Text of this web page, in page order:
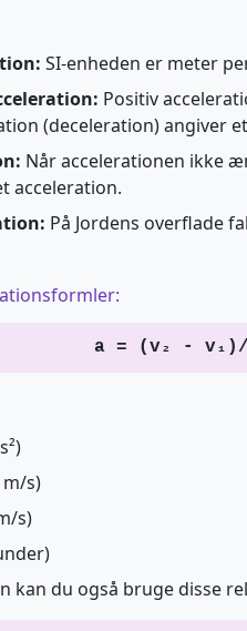
SI-enheden er meter
Positiv
(deceleration) angiver
Når accelerationen ikke
acceleration.
På Jordens overflade
a = (v₂ -
s)
s)
kan du også bruge disse